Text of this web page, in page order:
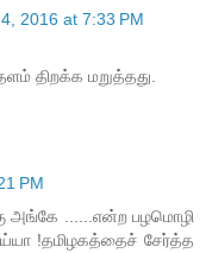
2016 at 7:33 PM
திறக்க மறுத்தது.
PM
அங்கே ......என்ற பழமொழி
!தமிழகத்தைச் சேர்த்த